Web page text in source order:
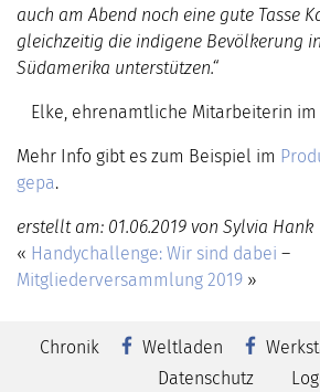
auch am Abend noch eine gute Tasse
gleichzeitig die indigene Bevölkerung
Südamerika unterstützen.“
Elke, ehrenamtliche Mitarbeiterin
Mehr Info gibt es zum Beispiel im
gepa.
erstellt am: 01.06.2019 von Sylvia Hank
« Handychallenge: Wir sind dabei –
Mitgliederversammlung 2019 »
Chronik Weltladen
Datenschutz